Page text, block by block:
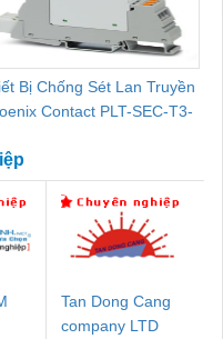
Bị Chống Sét Lan Truyền
Contact PLT-SEC-T3-
Tan Dong Cang
company LTD